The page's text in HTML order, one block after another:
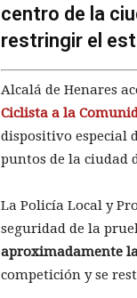
centro de la
restringir el
Alcalá de Henares
Ciclista a la
dispositivo especial
puntos de la ciudad
La Policía Local y
seguridad de la
aproximadamente
competición y se